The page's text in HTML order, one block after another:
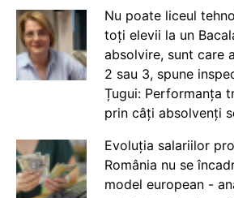
Nu poate liceul
toți elevii la un
absolvire, sunt care
2 sau 3, spune
Țugui: Performanța
prin câți absolvenți
Evoluția salariilor
România nu se
model european -